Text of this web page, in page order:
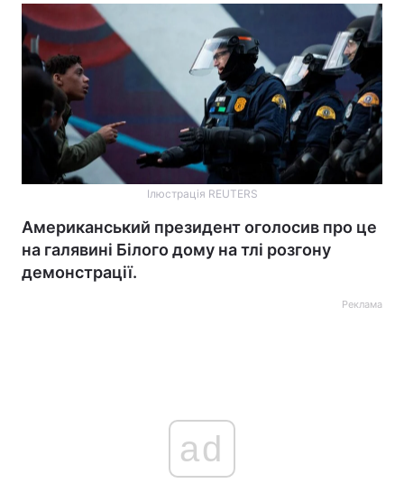
Ілюстрація REUTERS
Американський президент оголосив про це
на галявині Білого дому на тлі розгону
демонстрації.
Реклама
ad